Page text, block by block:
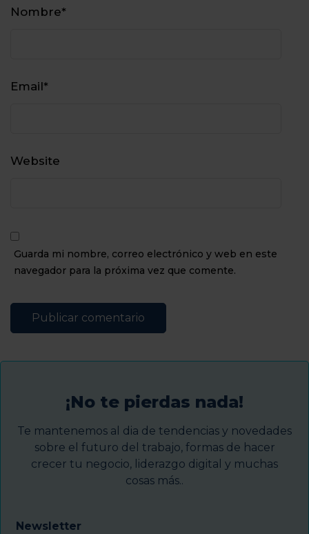
Nombre*
Email*
Website
Guarda mi nombre, correo electrónico y web en este
navegador para la próxima vez que comente.
¡No te pierdas nada!
Te mantenemos al dia de tendencias y novedades
sobre el futuro del trabajo, formas de hacer
crecer tu negocio, liderazgo digital y muchas
cosas más..
Newsletter